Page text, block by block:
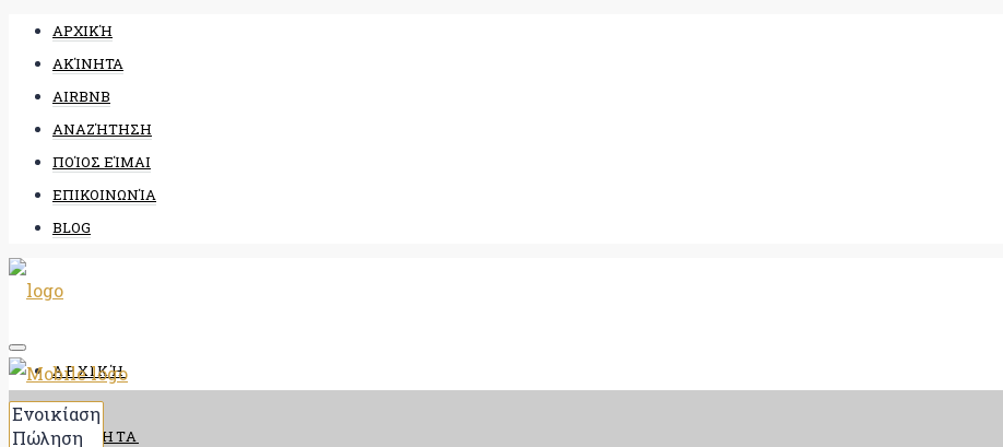
ΑΡΧΙΚΉ
ΑΚΊΝΗΤΑ
AIRBNB
ΑΝΑΖΉΤΗΣΗ
ΠΟΊΟΣ ΕΊΜΑΙ
ΕΠΙΚΟΙΝΩΝΊΑ
BLOG
ΑΡΧΙΚΉ
ΑΚΊΝΗΤΑ